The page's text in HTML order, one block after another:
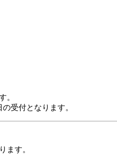
。
受付となります。
ます。